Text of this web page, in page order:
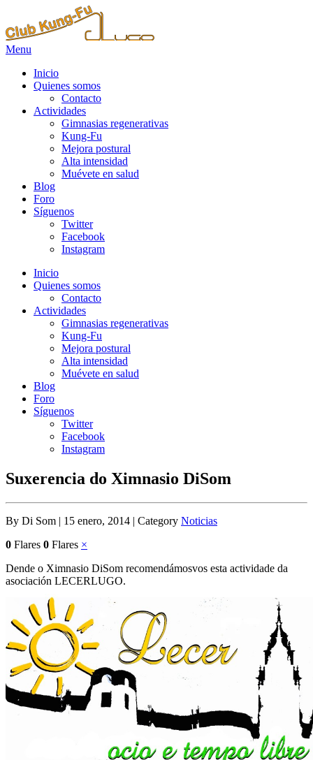
Menu
Inicio
Quienes somos
Contacto
Actividades
Gimnasias regenerativas
Kung-Fu
Mejora postural
Alta intensidad
Muévete en salud
Blog
Foro
Síguenos
Twitter
Facebook
Instagram
Inicio
Quienes somos
Contacto
Actividades
Gimnasias regenerativas
Kung-Fu
Mejora postural
Alta intensidad
Muévete en salud
Blog
Foro
Síguenos
Twitter
Facebook
Instagram
Suxerencia do Ximnasio DiSom
By Di Som | 15 enero, 2014 | Category Noticias
0 Flares 0 Flares ×
Dende o Ximnasio DiSom recomendámosvos esta actividade da
asociación LECERLUGO.